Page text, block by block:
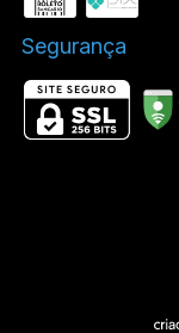
Segurança